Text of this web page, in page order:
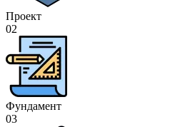
Проект
02
Фундамент
03